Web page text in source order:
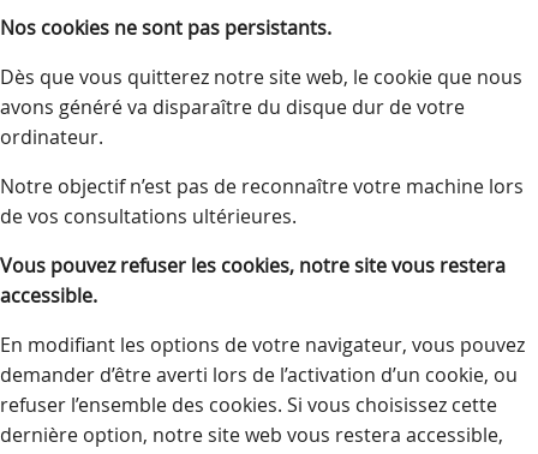
Nos cookies ne sont pas persistants.
Dès que vous quitterez notre site web, le cookie que nous
avons généré va disparaître du disque dur de votre
ordinateur.
Notre objectif n’est pas de reconnaître votre machine lors
de vos consultations ultérieures.
Vous pouvez refuser les cookies, notre site vous restera
accessible.
En modifiant les options de votre navigateur, vous pouvez
demander d’être averti lors de l’activation d’un cookie, ou
refuser l’ensemble des cookies. Si vous choisissez cette
dernière option, notre site web vous restera accessible,